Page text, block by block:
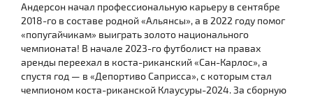
Андерсон начал профессиональную карьеру в сентябре
2018-го в составе родной «Альянсы», а в 2022 году помог
«попугайчикам» выиграть золото национального
чемпионата! В начале 2023-го футболист на правах
аренды переехал в коста-риканский «Сан-Карлос», а
спустя год — в «Депортиво Саприсса», с которым стал
чемпионом коста-риканской Клаусуры-2024. За сборную